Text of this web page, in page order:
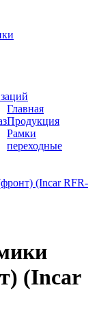
Главная
Продукция
Рамки
переходные
(Incar